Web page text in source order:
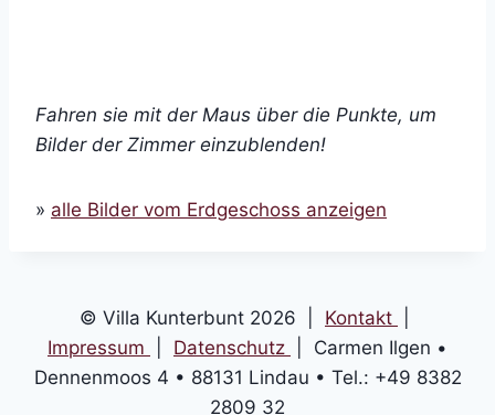
Fahren sie mit der Maus über die Punkte, um
Bilder der Zimmer einzublenden!
» alle Bilder vom Erdgeschoss anzeigen
© Villa Kunterbunt 2026 | Kontakt
Impressum
Datenschutz
| Carmen Ilgen •
Dennenmoos 4 • 88131 Lindau • Tel.: +49 8382
2809 32